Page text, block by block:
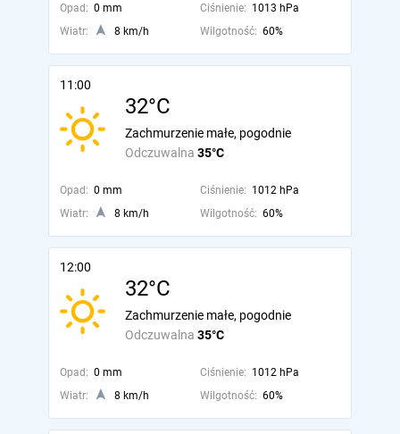
Opad: 0 mm Ciśnienie: 1013 hPa
Wiatr:
8 km/h Wilgotność: 60%
11:00
32°C
Odczuwalna 35°C
Zachmurzenie małe, pogodnie
Opad: 0 mm Ciśnienie: 1012 hPa
Wiatr:
8 km/h Wilgotność: 60%
12:00
32°C
Odczuwalna 35°C
Zachmurzenie małe, pogodnie
Opad: 0 mm Ciśnienie: 1012 hPa
Wiatr:
8 km/h Wilgotność: 60%